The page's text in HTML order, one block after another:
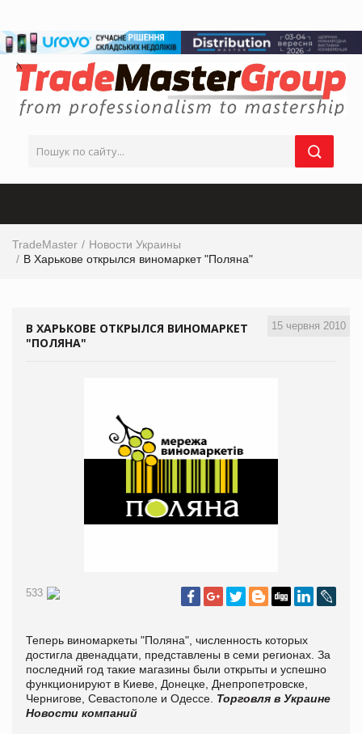
TradeMaster
Новости Украины
В Харькове открылся виномаркет "Поляна"
15 червня 2010
В ХАРЬКОВЕ ОТКРЫЛСЯ ВИНОМАРКЕТ
"ПОЛЯНА"
533
Теперь виномаркеты "Поляна", численность которых
достигла двенадцати, представлены в семи регионах. За
последний год такие магазины были открыты и успешно
функционируют в Киеве, Донецке, Днепропетровске,
Чернигове, Севастополе и Одессе. Торговля в Украине
Новости компаний